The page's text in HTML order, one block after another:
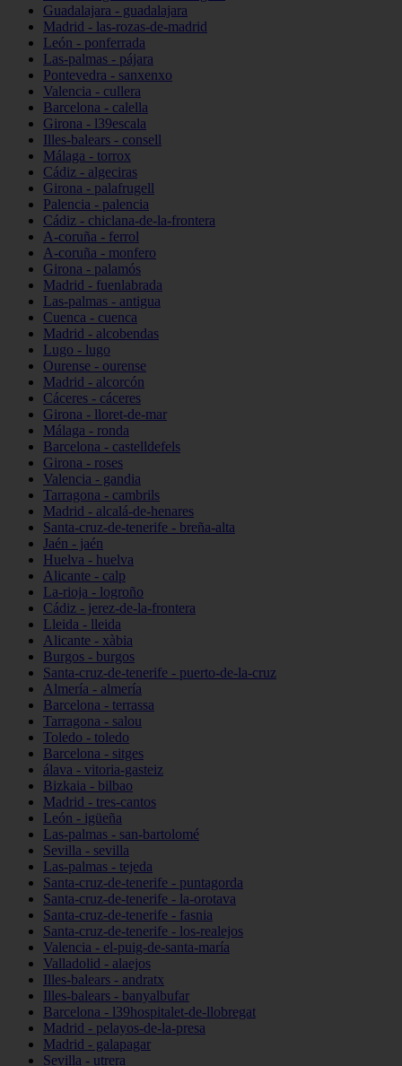
Guadalajara - guadalajara
Madrid - las-rozas-de-madrid
León - ponferrada
Las-palmas - pájara
Pontevedra - sanxenxo
Valencia - cullera
Barcelona - calella
Girona - l39escala
Illes-balears - consell
Málaga - torrox
Cádiz - algeciras
Girona - palafrugell
Palencia - palencia
Cádiz - chiclana-de-la-frontera
A-coruña - ferrol
A-coruña - monfero
Girona - palamós
Madrid - fuenlabrada
Las-palmas - antigua
Cuenca - cuenca
Madrid - alcobendas
Lugo - lugo
Ourense - ourense
Madrid - alcorcón
Cáceres - cáceres
Girona - lloret-de-mar
Málaga - ronda
Barcelona - castelldefels
Girona - roses
Valencia - gandia
Tarragona - cambrils
Madrid - alcalá-de-henares
Santa-cruz-de-tenerife - breña-alta
Jaén - jaén
Huelva - huelva
Alicante - calp
La-rioja - logroño
Cádiz - jerez-de-la-frontera
Lleida - lleida
Alicante - xàbia
Burgos - burgos
Santa-cruz-de-tenerife - puerto-de-la-cruz
Almería - almería
Barcelona - terrassa
Tarragona - salou
Toledo - toledo
Barcelona - sitges
álava - vitoria-gasteiz
Bizkaia - bilbao
Madrid - tres-cantos
León - igüeña
Las-palmas - san-bartolomé
Sevilla - sevilla
Las-palmas - tejeda
Santa-cruz-de-tenerife - puntagorda
Santa-cruz-de-tenerife - la-orotava
Santa-cruz-de-tenerife - fasnia
Santa-cruz-de-tenerife - los-realejos
Valencia - el-puig-de-santa-maría
Valladolid - alaejos
Illes-balears - andratx
Illes-balears - banyalbufar
Barcelona - l39hospitalet-de-llobregat
Madrid - pelayos-de-la-presa
Madrid - galapagar
Sevilla - utrera